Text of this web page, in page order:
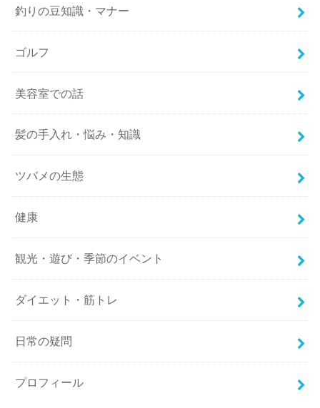
釣りの豆知識・マナー
ゴルフ
美容室での話
髪の手入れ・悩み・知識
ツバメの生態
健康
観光・遊び・季節のイベント
ダイエット・筋トレ
日常の疑問
プロフィール